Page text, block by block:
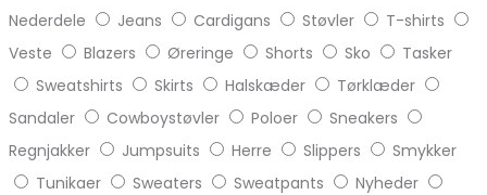
Nederdele
Jeans Cardigans Støvler
T-shirts
Veste
Blazers Øreringe Shorts Sko
Tasker
Sweatshirts
Skirts Halskæder
Tørklæder
Sandaler
Cowboystøvler Poloer
Sneakers
Regnjakker
Jumpsuits Herre Slippers
Smykker
Tunikaer
Sweaters Sweatpants
Nyheder